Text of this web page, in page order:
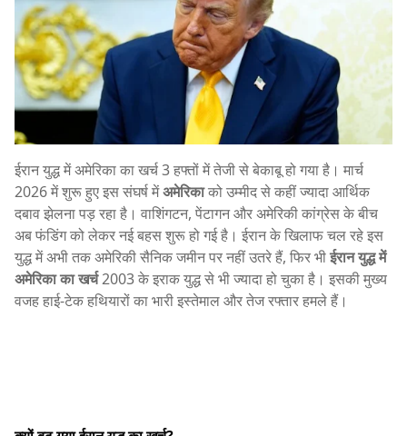
ईरान युद्ध में अमेरिका का खर्च 3 हफ्तों में तेजी से बेकाबू हो गया है। मार्च
2026 में शुरू हुए इस संघर्ष मेंअमेरिकाको उम्मीद से कहीं ज्यादा आर्थिक
दबाव झेलना पड़ रहा है। वाशिंगटन, पेंटागन और अमेरिकी कांग्रेस के बीच
अब फंडिंग को लेकर नई बहस शुरू हो गई है। ईरान के खिलाफ चल रहे इस
युद्ध में अभी तक अमेरिकी सैनिक जमीन पर नहीं उतरे हैं, फिर भीईरान युद्ध में
अमेरिका का खर्च2003 के इराक युद्ध से भी ज्यादा हो चुका है। इसकी मुख्य
वजह हाई-टेक हथियारों का भारी इस्तेमाल और तेज रफ्तार हमले हैं।